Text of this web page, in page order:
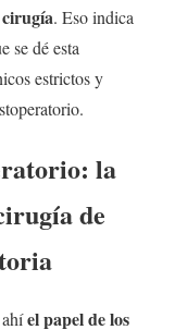
cirugía. Eso indica
se dé esta
estrictos y
la
de
el papel de los